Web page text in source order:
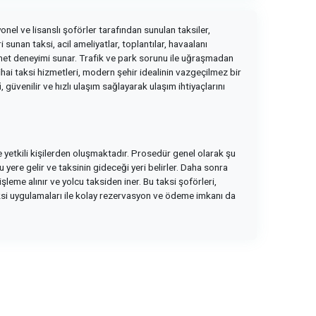
ve lisanslı şoförler tarafından sunulan taksiler,
taksi, acil ameliyatlar, toplantılar, havaalanı
deneyimi sunar. Trafik ve park sorunu ile uğraşmadan
taksi hizmetleri, modern şehir idealinin vazgeçilmez bir
, güvenilir ve hızlı ulaşım sağlayarak ulaşım ihtiyaçlarını
yetkili kişilerden oluşmaktadır. Prosedür genel olarak şu
gelir ve taksinin gideceği yeri belirler. Daha sonra
alınır ve yolcu taksiden iner. Bu taksi şoförleri,
ile kolay rezervasyon ve ödeme imkanı da